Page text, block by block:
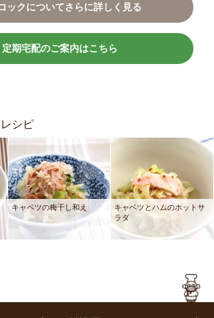
ックについてさらに詳しく見る
定期宅配のご案内はこちら
シピ
キャベツの梅干し和え
キャベツとハムのホットサ
ラダ